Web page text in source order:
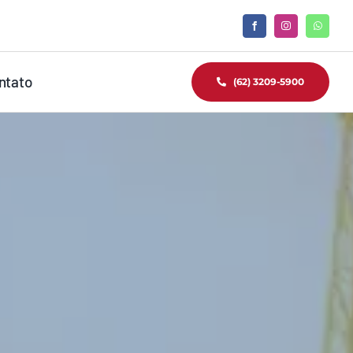
(62) 3209-5900